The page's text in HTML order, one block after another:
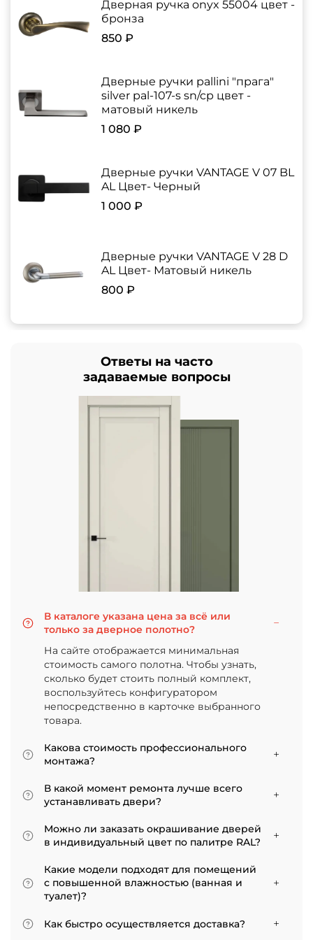
Дверная ручка onyx 55004 цвет -
бронза
850 ₽
Дверные ручки pallini "прага"
silver pal-107-s sn/cp цвет -
матовый никель
1 080 ₽
Дверные ручки VANTAGE V 07 BL
AL Цвет- Черный
1 000 ₽
Дверные ручки VANTAGE V 28 D
AL Цвет- Матовый никель
800 ₽
Ответы на часто
задаваемые вопросы
В каталоге указана цена за всё или
только за дверное полотно?
На сайте отображается минимальная
стоимость самого полотна. Чтобы узнать,
сколько будет стоить полный комплект,
воспользуйтесь конфигуратором
непосредственно в карточке выбранного
товара.
Какова стоимость профессионального
монтажа?
Итоговая сумма зависит от типа отделки
двери и габаритов проема. Минимальная
цена за установку стандартной двери с
покрытием «экошпон» начинается от 5000
рублей.
В какой момент ремонта лучше всего
устанавливать двери?
Мы советуем приступать к монтажу после
того, как уложено напольное покрытие. В
противном случае из-за изменения уровня
пола полотно может не подойти по высоте, и
его придется подрезать. Оптимально ставить
двери по окончании всех отделочных работ.
лучше заранее подготовить все запилы, но
Можно ли заказать окрашивание дверей
в индивидуальный цвет по палитре RAL?
ассортименте представлены эмалированные
модели от разных фабрик
Какие модели подходят для помещений
с повышенной влажностью (ванная и
туалет)?
двери с покрытием из экошпона. На нашем
Как быстро осуществляется доставка?